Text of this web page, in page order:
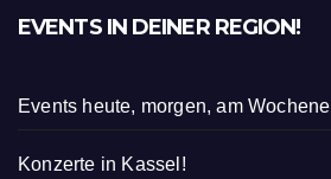
EVENTS IN DEINER REGION!
Events heute, morgen, am
Konzerte in Kassel!